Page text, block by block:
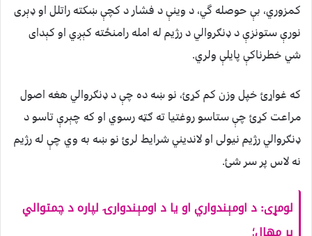
کمزوري، بې حوصله گي، د وينې د فشار د کچې ښکته راتلل او ډېری
نورې ستونزې د ډنګروالي د رژیم له امله رامنځته کېږي او کېدای
شي خطرناکې پایلې ولري.
که غواړئ خپل وزن کم کړئ، نو ښه ده چې د ډنګروالي هغه اصول
مراعت کړئ چې ستاسو روغتیا ته ګټه رسوي او که چېرې تاسو د
ډنګروالي رژیم نیولی او لاندیني شرایط لرئ نو ښه به وي چې له رژیم
نه لاس پر سر شئ.
لومړی:د اومېندواري او یا د اومېندوارۍ لپاره د چمتوالي